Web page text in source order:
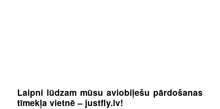
Laipni lūdzam mūsu aviobiļešu pārdošanas
tīmekļa vietnē – justfly.lv!